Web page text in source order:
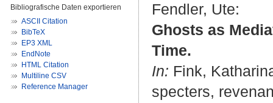
Bibliografische Daten exportieren
ASCII Citation
BibTeX
EP3 XML
EndNote
HTML Citation
Multiline CSV
Reference Manager
Fendler, Ute:
Ghosts as
Time.
In: Fink,
specters,